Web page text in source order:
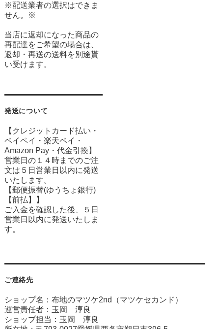
※配送業者の選択はできま
せん。※
当店に返却になった商品の
再配達をご希望の場合は、
返却・再送の送料を別途貰
い受けます。
発送について
【クレジットカード払い・
ペイペイ・楽天ペイ・
Amazon Pay・ 代金引換】
営業日の１４時までのご注
文は５日営業日以内に発送
いたします。
【郵便振替(ゆうちょ銀行)
【前払】】
ご入金を確認した後、５日
営業日以内に発送いたしま
す。
ご連絡先
ショップ名：布地のマツケ2nd（マツケセカンド）
運営責任者：玉岡 淳良
ショップ担当：玉岡 淳良